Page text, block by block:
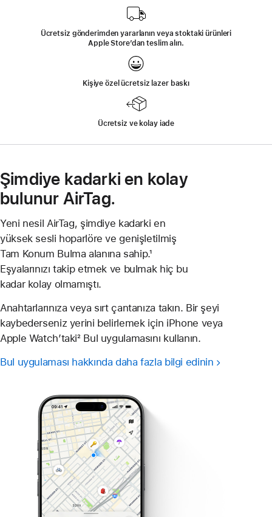
Ücretsiz gönderimden yararlanın veya stoktaki ürünleri
Apple Store’dan teslim alın.
Kişiye özel ücretsiz lazer baskı
Ücretsiz ve kolay iade
Şimdiye kadarki en kolay
bulunur AirTag.
Yeni nesil AirTag, şimdiye kadarki en
yüksek sesli hoparlöre ve genişletilmiş
Tam Konum Bulma alanına sahip.¹
Eşyalarınızı takip etmek ve bulmak hiç bu
kadar kolay olmamıştı.
Anahtarlarınıza veya sırt çantanıza takın. Bir şeyi
kaybederseniz yerini belirlemek için iPhone veya
Apple Watch’taki² Bul uygulamasını kullanın.
Bul uygulaması hakkında daha fazla bilgi edinin